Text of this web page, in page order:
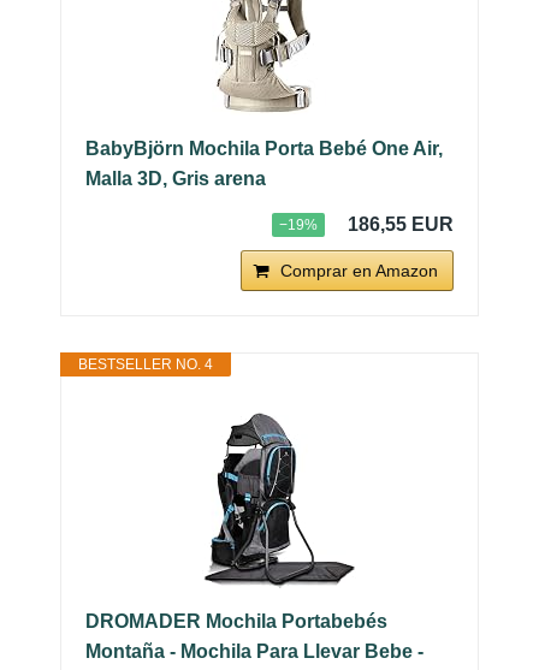
BabyBjörn Mochila Porta Bebé One Air,
Malla 3D, Gris arena
−19% 186,55 EUR
Comprar en Amazon
BESTSELLER NO. 4
DROMADER Mochila Portabebés
Montaña - Mochila Para Llevar Bebe -